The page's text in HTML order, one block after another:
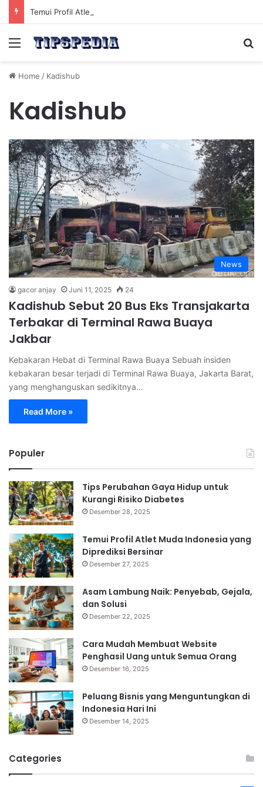
Menu
Home / Kadishub
Kadishub
News
gacor anjay Juni 11, 2025 24
Kadishub Sebut 20 Bus Eks Transjakarta
Terbakar di Terminal Rawa Buaya
Jakbar
Kebakaran Hebat di Terminal Rawa Buaya Sebuah insiden
kebakaran besar terjadi di Terminal Rawa Buaya, Jakarta Barat,
yang menghanguskan sedikitnya…
Read More »
Populer
Tips Perubahan Gaya Hidup untuk
Kurangi Risiko Diabetes
Desember 28, 2025
Temui Profil Atlet Muda Indonesia yang
Diprediksi Bersinar
Desember 27, 2025
Asam Lambung Naik: Penyebab, Gejala,
dan Solusi
Desember 22, 2025
Cara Mudah Membuat Website
Penghasil Uang untuk Semua Orang
Desember 16, 2025
Peluang Bisnis yang Menguntungkan di
Indonesia Hari Ini
Desember 14, 2025
Categories